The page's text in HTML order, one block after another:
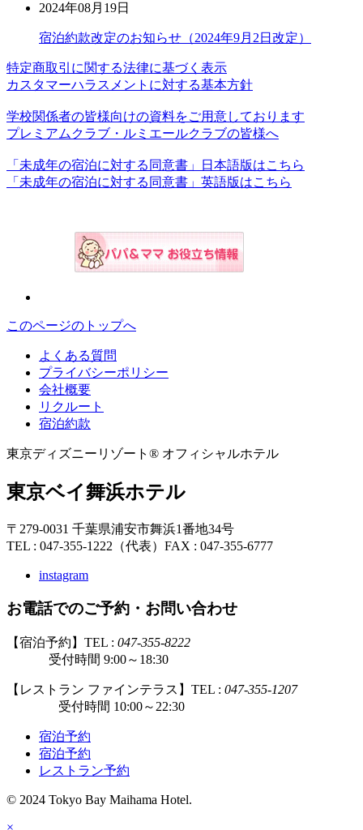
2024年08月19日
宿泊約款改定のお知らせ（2024年9月2日改定）
特定商取引に関する法律に基づく表示
カスタマーハラスメントに対する基本方針
学校関係者の皆様向けの資料をご用意しております
プレミアムクラブ・ルミエールクラブの皆様へ
「未成年の宿泊に対する同意書」日本語版はこちら
「未成年の宿泊に対する同意書」英語版はこちら
このページのトップへ
よくある質問
プライバシーポリシー
会社概要
リクルート
宿泊約款
東京ディズニーリゾート® オフィシャルホテル
東京ベイ舞浜ホテル
〒279-0031 千葉県浦安市舞浜1番地34号
TEL : 047-355-1222（代表） FAX : 047-355-6777
instagram
お電話でのご予約・お問い合わせ
【宿泊予約】TEL : 047-355-8222
受付時間 9:00～18:30
【レストラン ファインテラス】TEL : 047-355-1207
受付時間 10:00～22:30
宿泊予約
宿泊予約
レストラン予約
© 2024 Tokyo Bay Maihama Hotel.
×